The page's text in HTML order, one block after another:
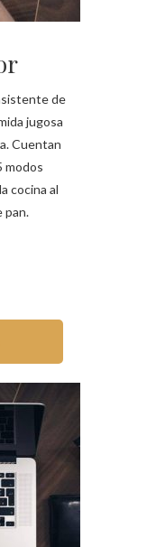
de
jugosa
Cuentan
modos
cocina al
pan.